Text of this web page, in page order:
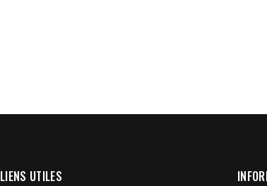
LIENS UTILES